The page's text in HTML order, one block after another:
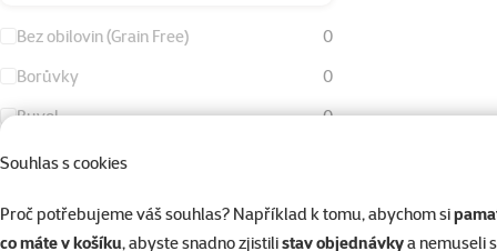
Souhlas s cookies
Proč potřebujeme váš souhlas? Například k tomu, abychom si
co máte v košíku, abyste snadno zjistilistav objednávkya nemuseli
Bez obilovin (Grain Free)
0
Borůvky
0
Buvol
0
Buvolí kůže
Hovězí maso
1